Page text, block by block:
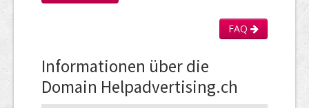
FAQ
Informationen über die
Domain Helpadvertising.ch